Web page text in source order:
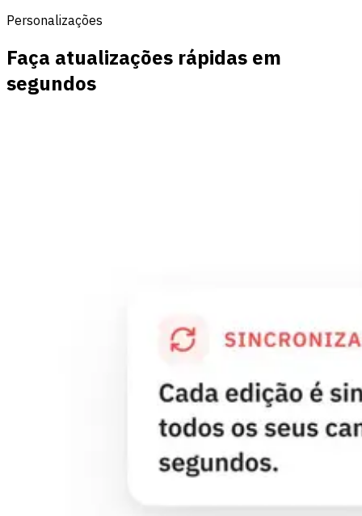
Personalizações
Faça atualizações rápidas em
segundos